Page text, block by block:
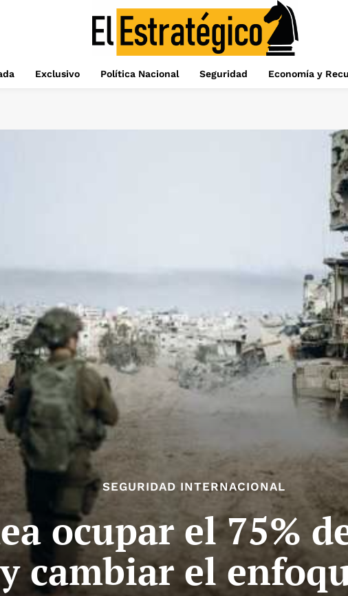
Exclusivo Política Nacional Seguridad Economía y
SEGURIDAD INTERNACIONAL
ocupar el 75%
y cambiar el